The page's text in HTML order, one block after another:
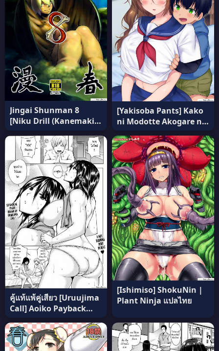
Jingai Shunman 8
[Niku Drill (Kanemaki
Thomas)] (COMITIA108)
แปลไทย
[Yakisoba Pants] Kako
ni Modotte Akogare no
Onee-san o
Netottemita แปลไทย
คู้แท้แพ้คู่เสียว [Uruujima
Call] Aoiko Payback
ภาค 1 (แปลไทย)
[Ishimiso] ShokuNin |
Plant Ninja แปลไทย